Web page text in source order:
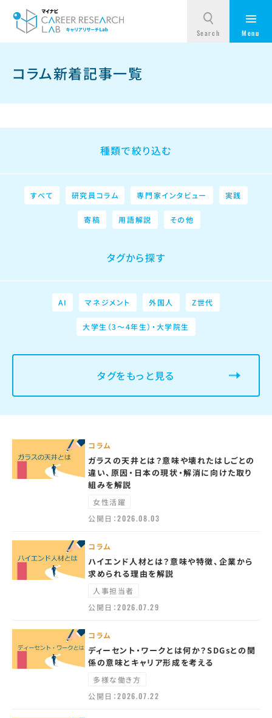
コラム新着記事一覧
種類で絞り込む
すべて 研究員コラム 専門家インタビュー 実践
寄稿 用語解説 その他
タグから探す
AI マネジメント 外国人 Z世代
大学生（3～4年生）・大学院生
タグをもっと見る
コラム
ガラスの天井とは？意味や壊れたはしごとの
違い、原因・日本の現状・解消に向けた取り
組みを解説
女性活躍
公開日：2026.08.03
コラム
ハイエンド人材とは？意味や特徴、企業から
求められる理由を解説
人事担当者
公開日：2026.07.29
コラム
ディーセント・ワークとは何か？SDGsとの関
係の意味とキャリア形成を考える
多様な働き方
公開日：2026.07.22